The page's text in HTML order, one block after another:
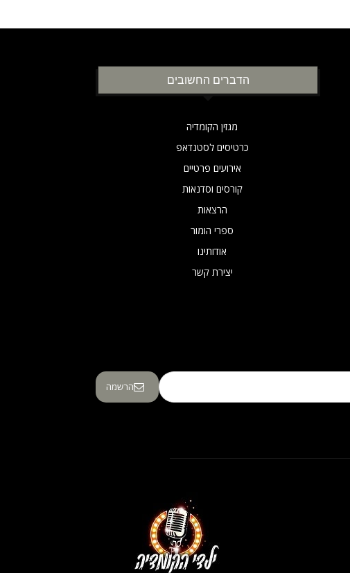
הדברים החשובים
מגזין הקומדיה
כרטיסים לסטנדאפ
אירועים פרטיים
קורסים וסדנאות
הרצאות
ספרי הומור
אודותינו
יצירת קשר
הרשמה